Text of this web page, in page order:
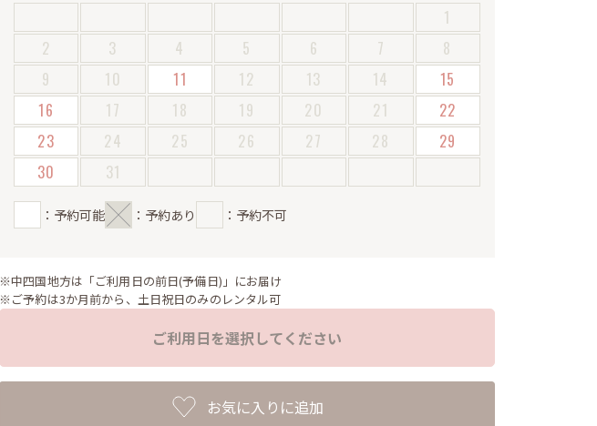
1
2
3 4 5 6 7
8
9
10 11 12 13 14
15
16
17 18 19 20 21
22
23
24 25 26 27 28
29
30
31
：予約可能 ：予約あり ：予約不可
※中四国地方は「ご利用日の前日(予備日)」にお届け
※ご予約は3か月前から、土日祝日のみのレンタル可
ご利用日を選択してください
お気に入りに追加